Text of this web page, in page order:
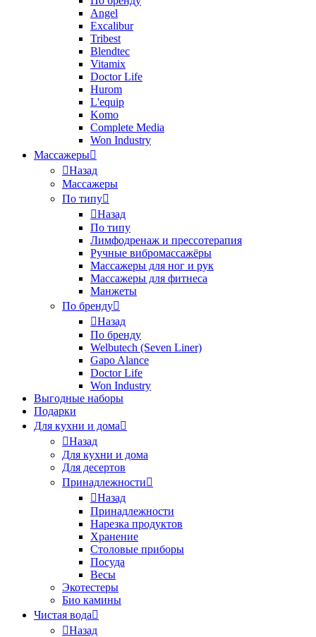
Angel
Excalibur
Tribest
Blendtec
Vitamix
Doctor Life
Hurom
L'equip
Komo
Complete Media
Won Industry
Массажеры
Назад
Массажеры
По типу
Назад
По типу
Лимфодренаж и прессотерапия
Ручные вибромассажёры
Массажеры для ног и рук
Массажеры для фитнеса
Манжеты
По бренду
Назад
По бренду
Welbutech (Seven Liner)
Gapo Alance
Doctor Life
Won Industry
Выгодные наборы
Подарки
Для кухни и дома
Назад
Для кухни и дома
Для десертов
Принадлежности
Назад
Принадлежности
Нарезка продуктов
Хранение
Столовые приборы
Посуда
Весы
Экотестеры
Био камины
Чистая вода
Назад